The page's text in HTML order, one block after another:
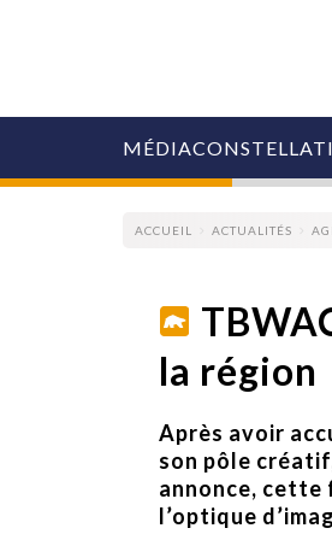
MÉDIA
MARQUES
AGENCES
RETAIL
MÉDIAS
MANAGEMENT
ÉVÉNEMENTIELS
ACCUEIL ACTUALITÉS
la région
Après avoir
son pôle
annonce, cette
l’optique